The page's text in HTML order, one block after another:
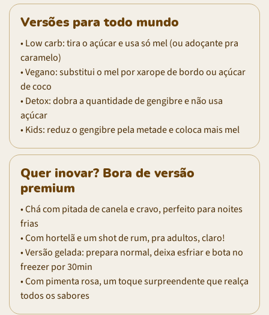
Versões para todo mundo
• Low carb: tira o açúcar e usa só mel (ou adoçante pra
caramelo)
• Vegano: substitui o mel por xarope de bordo ou açúcar
de coco
• Detox: dobra a quantidade de gengibre e não usa
açúcar
• Kids: reduz o gengibre pela metade e coloca mais mel
Quer inovar? Bora de versão
premium
• Chá com pitada de canela e cravo, perfeito para noites
frias
• Com hortelã e um shot de rum, pra adultos, claro!
• Versão gelada: prepara normal, deixa esfriar e bota no
freezer por 30min
• Com pimenta rosa, um toque surpreendente que realça
todos os sabores